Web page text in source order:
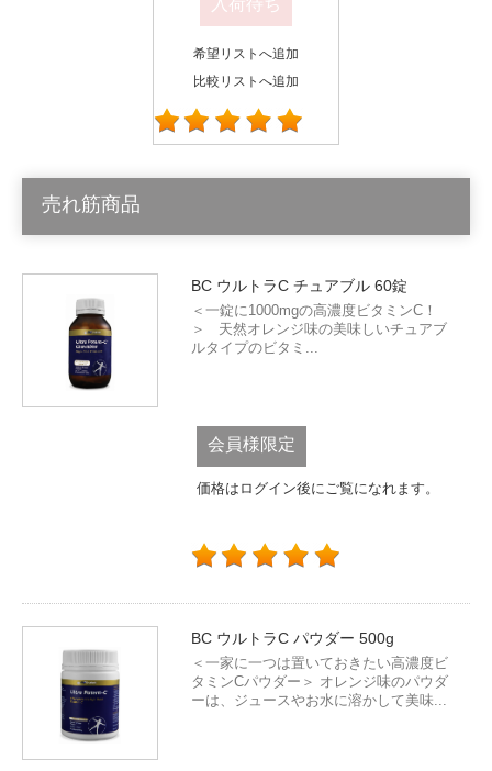
入荷待ち
希望リストへ追加
比較リストへ追加
売れ筋商品
BC ウルトラC チュアブル 60錠
＜一錠に1000mgの高濃度ビタミンC！
＞ 天然オレンジ味の美味しいチュアブ
ルタイプのビタミ...
会員様限定
価格はログイン後にご覧になれます。
BC ウルトラC パウダー 500g
＜一家に一つは置いておきたい高濃度ビ
タミンCパウダー＞ オレンジ味のパウダ
ーは、ジュースやお水に溶かして美味...